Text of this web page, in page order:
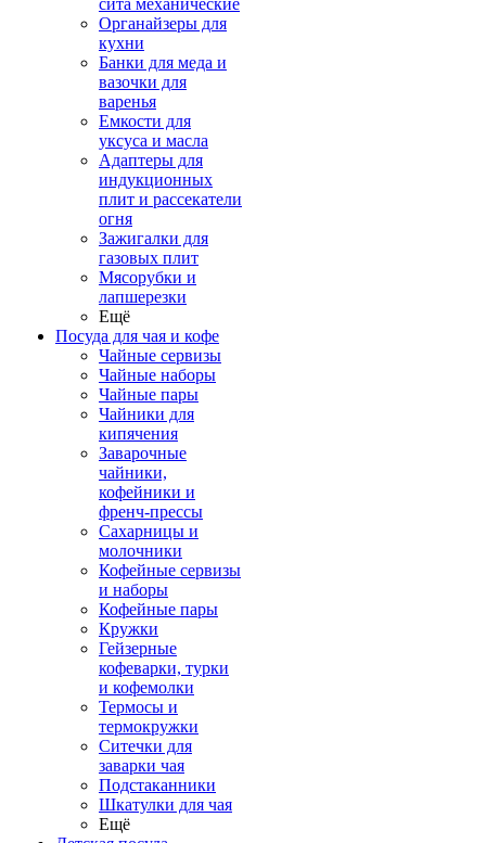
сита механические
Органайзеры для
кухни
Банки для меда и
вазочки для
варенья
Емкости для
уксуса и масла
Адаптеры для
индукционных
плит и рассекатели
огня
Зажигалки для
газовых плит
Мясорубки и
лапшерезки
Ещё
Посуда для чая и кофе
Чайные сервизы
Чайные наборы
Чайные пары
Чайники для
кипячения
Заварочные
чайники,
кофейники и
френч-прессы
Сахарницы и
молочники
Кофейные сервизы
и наборы
Кофейные пары
Кружки
Гейзерные
кофеварки, турки
и кофемолки
Термосы и
термокружки
Ситечки для
заварки чая
Подстаканники
Шкатулки для чая
Ещё